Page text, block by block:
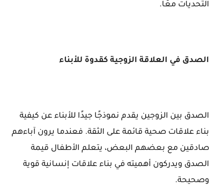
التحديات معًا.
الصدق في العلاقة الزوجية كقدوة للأبناء
الصدق بين الزوجين يقدم نموذجًا جيدًا للأبناء عن كيفية
بناء علاقات صحية قائمة على الثقة. فعندما يرون آباءهم
صادقين مع بعضهم البعض، يتعلم الأطفال قيمة
الصدق ويدركون أهميته في بناء علاقات إنسانية قوية
وصحيحة.